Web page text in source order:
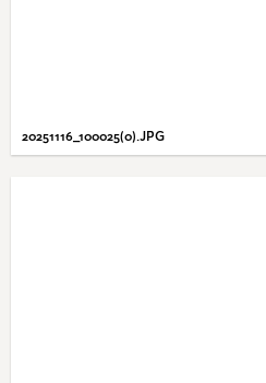
20251116_100025(0).JPG